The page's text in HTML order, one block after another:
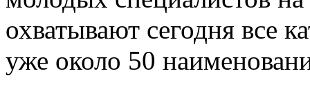
охватывают сегодня все
уже около 50